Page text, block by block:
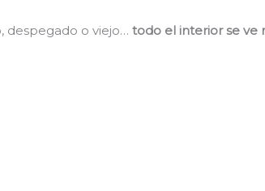
despegado o viejo…todo el interior se ve